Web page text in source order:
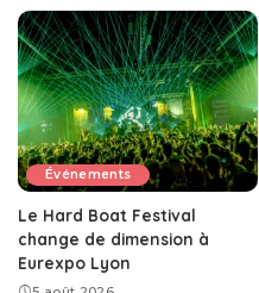
Événements
Le Hard Boat Festival
change de dimension à
Eurexpo Lyon